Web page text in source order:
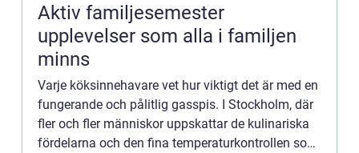
Aktiv familjesemester
upplevelser som alla i familjen
minns
Varje köksinnehavare vet hur viktigt det är med en
fungerande och pålitlig gasspis. I Stockholm, där
fler och fler människor uppskattar de kulinariska
fördelarna och den fina temperaturkontrollen som